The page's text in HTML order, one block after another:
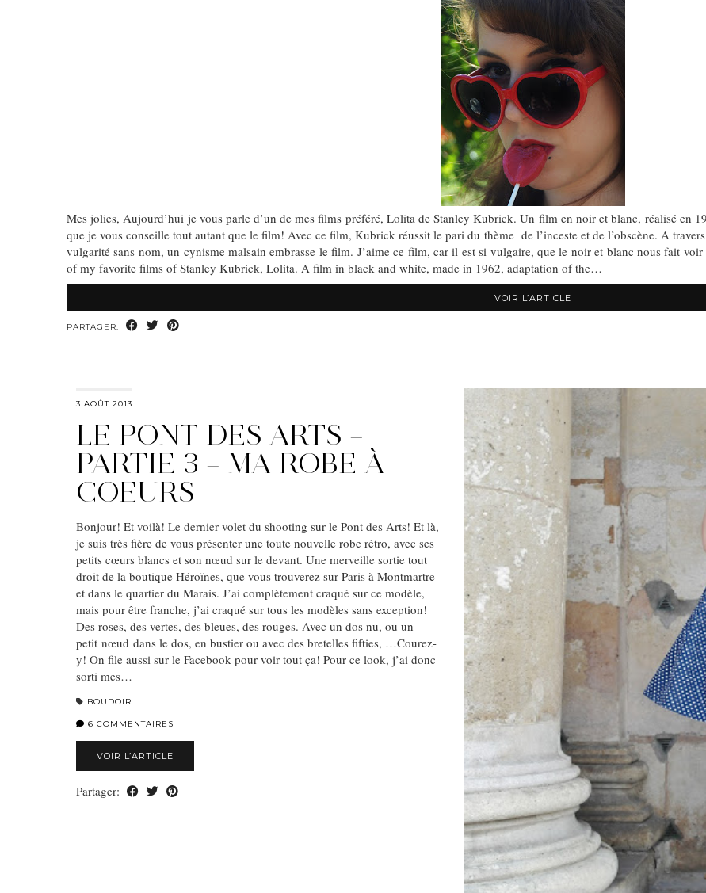
Mes jolies, Aujourd’hui je vous parle d’un de mes films préféré, Lolita de Stanley Kubrick. Un film en noir et blanc, réalisé en
que je vous conseille tout autant que le film! Avec ce film, Kubrick réussit le pari du thème de l’inceste et de l’obscène. A
vulgarité sans nom, un cynisme malsain embrasse le film. J’aime ce film, car il est si vulgaire, que le noir et blanc nous fait
of my favorite films of Stanley Kubrick, Lolita. A film in black and white, made ​​in 1962, adaptation of the…
VOIR L’ARTICLE
PARTAGER:
3 AOÛT 2013
LE PONT DES ARTS –
PARTIE 3 – MA ROBE À
COEURS
Bonjour! Et voilà! Le dernier volet du shooting sur le Pont des Arts! Et là,
je suis très fière de vous présenter une toute nouvelle robe rétro, avec ses
petits cœurs blancs et son nœud sur le devant. Une merveille sortie tout
droit de la boutique Héroïnes, que vous trouverez sur Paris à Montmartre
et dans le quartier du Marais. J’ai complètement craqué sur ce modèle,
mais pour être franche, j’ai craqué sur tous les modèles sans exception!
Des roses, des vertes, des bleues, des rouges. Avec un dos nu, ou un
petit nœud dans le dos, en bustier ou avec des bretelles fifties, …Courez-
y! On file aussi sur le Facebook pour voir tout ça! Pour ce look, j’ai donc
sorti mes…
BOUDOIR
6 COMMENTAIRES
VOIR L’ARTICLE
Partager: